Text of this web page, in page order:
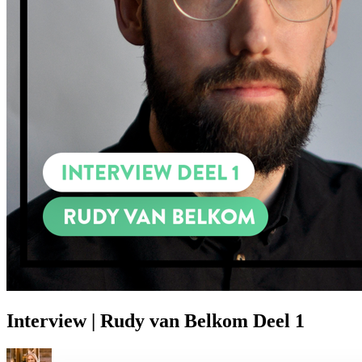
Prinsjesdag
Samenwerken
Technologie & Innovatie
Toekomst van werk
Trendwatchers
WK & EK Voetbal
Interview | Rudy van Belkom Deel 1